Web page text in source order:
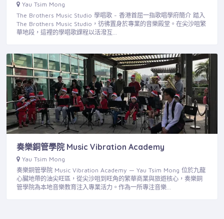
Yau Tsim Mong
The Brothers Music Studio 學唱歌 - 香港首屈一指歌唱學府簡介 踏入
The Brothers Music Studio，彷彿置身於專業的音樂殿堂。在尖沙咀繁
華地段，這裡的學唱歌課程以活潑互…
奏樂銅管學院 Music Vibration Academy
Yau Tsim Mong
奏樂銅管學院 Music Vibration Academy — Yau Tsim Mong 位於九龍
心臟地帶的油尖旺區，從尖沙咀到旺角的繁華商業與旅遊核心，奏樂銅
管學院為本地音樂教育注入專業活力。作為一所專注音樂…